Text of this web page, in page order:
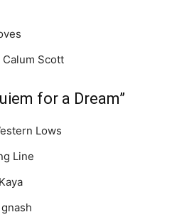
Calum Scott
for a Dream”
Lows
Line